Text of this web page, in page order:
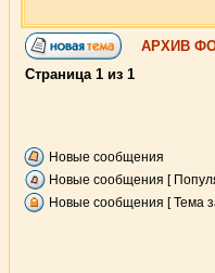
АРХИВ
Страница 1 из 1
Новые сообщения
Новые сообщения [
Новые сообщения [ Тема